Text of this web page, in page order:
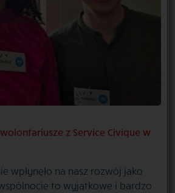
z Service Civique w
wpłynęło na nasz rozwój jako
to wyjątkowe i bardzo